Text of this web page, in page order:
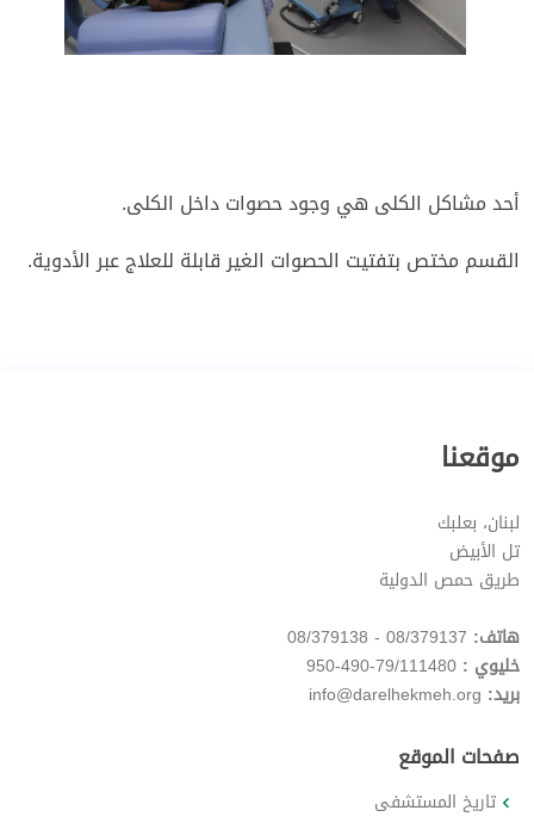
أحد مشاكل الكلى هي وجود حصوات داخل الكلى.
القسم مختص بتفتيت الحصوات الغير قابلة للعلاج عبر الأدوية.
موقعنا
لبنان، بعلبك
تل الأبيض
طريق حمص الدولية
هاتف:
خليوي :
بريد:
صفحات الموقع
تاريخ المستشفى